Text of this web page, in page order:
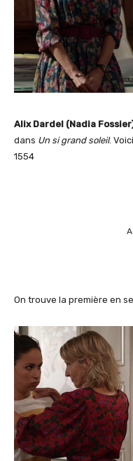
Alix Dardel (Nadia
dans Un si grand soleil.
1554
On trouve la première en